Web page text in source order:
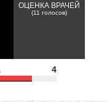
ОЦЕНКА ВРАЧЕЙ
(11 голосов)
4